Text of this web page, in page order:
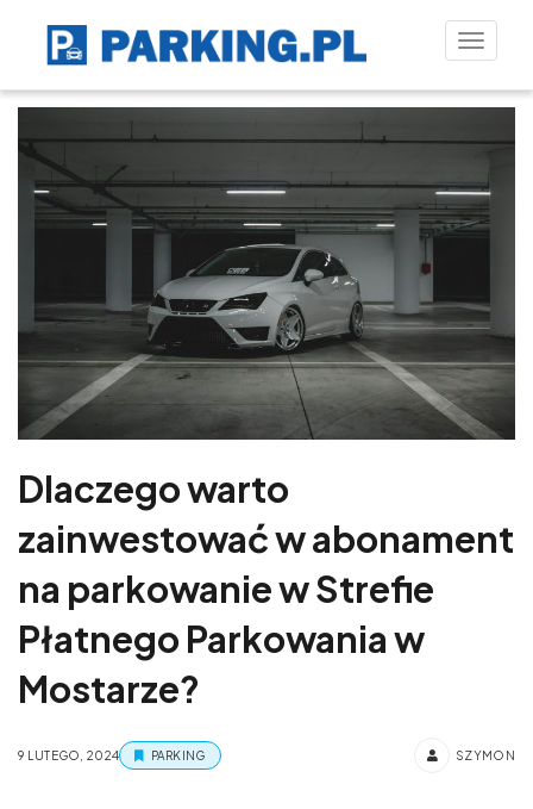
Toggle
Dlaczego warto
zainwestować w abonament
na parkowanie w Strefie
Płatnego Parkowania w
Mostarze?
9 LUTEGO, 2024 PARKING SZYMON